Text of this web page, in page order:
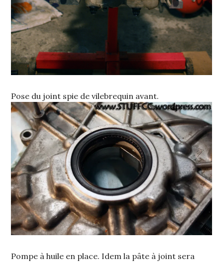
Pose du joint spie de vilebrequin avant.
Pompe à huile en place. Idem la pâte à joint sera